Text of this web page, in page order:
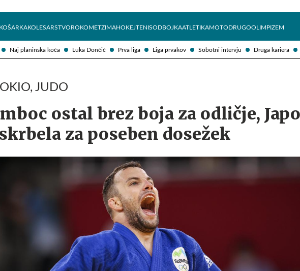
Naj planinska koča Luka Dončić Prva liga Liga prvakov Sobotni intervju Druga kariera
KOŠARKAKOLESARSTVOROKOMETZIMAHOKEJTENISODBOJKAATLETIKAMOTODRUGOOLIMPIZEM
JUDO
ostal brez boja za odličje,
za poseben dosežek